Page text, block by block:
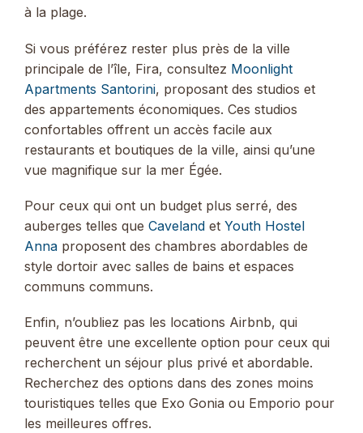
à la plage.
Si vous préférez rester plus près de la ville
principale de l’île, Fira, consultez Moonlight
Apartments Santorini, proposant des studios et
des appartements économiques. Ces studios
confortables offrent un accès facile aux
restaurants et boutiques de la ville, ainsi qu’une
vue magnifique sur la mer Égée.
Pour ceux qui ont un budget plus serré, des
auberges telles que Caveland et Youth Hostel
Anna proposent des chambres abordables de
style dortoir avec salles de bains et espaces
communs communs.
Enfin, n’oubliez pas les locations Airbnb, qui
peuvent être une excellente option pour ceux qui
recherchent un séjour plus privé et abordable.
Recherchez des options dans des zones moins
touristiques telles que Exo Gonia ou Emporio pour
les meilleures offres.